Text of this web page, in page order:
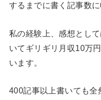
するまでに書く記事数に
私の経験上、感想とし
いてギリギリ月収10万
います。
400記事以上書いても